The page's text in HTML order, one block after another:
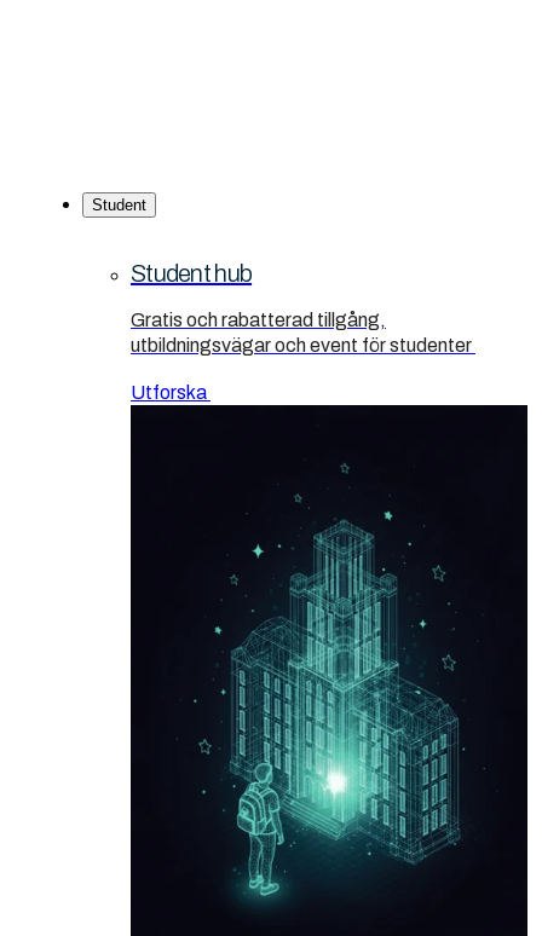
Student
Student hub
Gratis och rabatterad tillgång,
utbildningsvägar och event för studenter
Utforska